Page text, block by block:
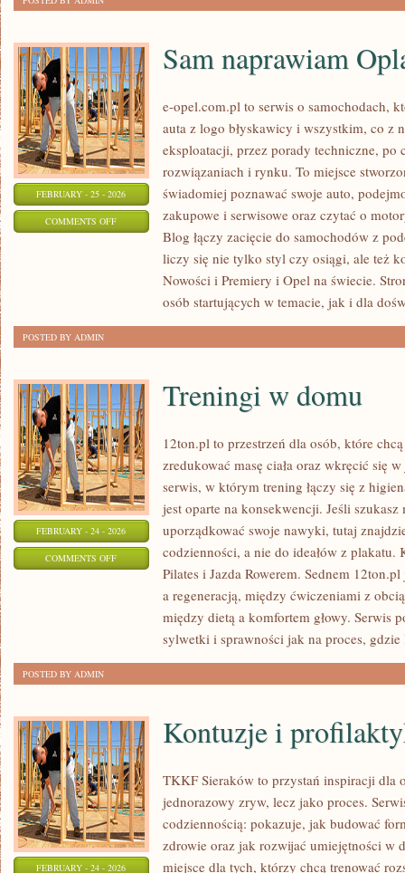
FEBRUARY - 25 - 2026
COMMENTS OFFON
NAPRAWIAM
Sam naprawiam
e-opel.com.pl to serwis o samochodach,
auta z logo błyskawicy i wszystkim, co z
eksploatacji, przez porady techniczne, po
rozwiązaniach i rynku. To miejsce
świadomiej poznawać swoje auto,
zakupowe i serwisowe oraz czytać o
Blog łączy zacięcie do samochodów z
liczy się nie tylko styl czy osiągi, ale też
Nowości i Premiery i Opel na świecie.
osób startujących w temacie, jak i dla
POSTED BY ADMIN
FEBRUARY - 24 - 2026
COMMENTS OFFON
Treningi w domu
12ton.pl to przestrzeń dla osób, które
zredukować masę ciała oraz wkręcić się
serwis, w którym trening łączy się z
jest oparte na konsekwencji. Jeśli
uporządkować swoje nawyki, tutaj
codzienności, a nie do ideałów z plakatu.
Pilates i Jazda Rowerem. Sednem
a regeneracją, między ćwiczeniami z
między dietą a komfortem głowy. Serwis
sylwetki i sprawności jak na proces, gdzie
POSTED BY ADMIN
FEBRUARY - 24 - 2026
Kontuzje i
TKKF Sieraków to przystań inspiracji dla
jednorazowy zryw, lecz jako proces.
codziennością: pokazuje, jak budować
zdrowie oraz jak rozwijać umiejętności w
miejsce dla tych, którzy chcą trenować